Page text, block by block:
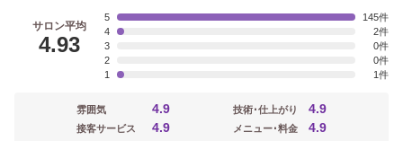
サロン平均
4.93
5
145
4
2
3
0
2
0
1
1
雰囲気 4.9
接客サービス 4.9
技術･仕上がり 4.9
メニュー･料金 4.9